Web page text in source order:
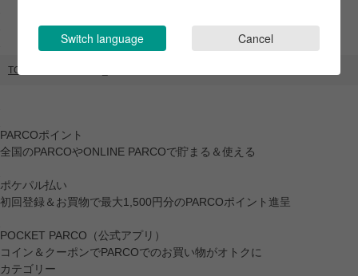
TOP
PARCOポイント
全国のPARCOやONLINE PARCOで貯まる＆使える
ポケパル払い
初回登録＆お買物で最大1,500円分のPARCOポイント進呈
POCKET PARCO（公式アプリ）
コイン＆クーポンでPARCOでのお買い物がオトクに
カテゴリー
Switch language Cancel